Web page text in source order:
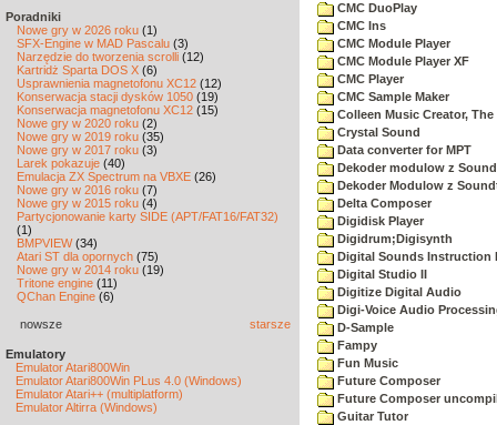
Poradniki
Nowe gry w 2026 roku (1)
SFX-Engine w MAD Pascalu (3)
Narzędzie do tworzenia scrolli (12)
Kartridż Sparta DOS X (6)
Usprawnienia magnetofonu XC12 (12)
Konserwacja stacji dysków 1050 (19)
Konserwacja magnetofonu XC12 (15)
Nowe gry w 2020 roku (2)
Nowe gry w 2019 roku (35)
Nowe gry w 2017 roku (3)
Larek pokazuje (40)
Emulacja ZX Spectrum na VBXE (26)
Nowe gry w 2016 roku (7)
Nowe gry w 2015 roku (4)
Partycjonowanie karty SIDE (APT/FAT16/FAT32)
(1)
BMPVIEW(34)
Atari ST dla opornych (75)
Nowe gry w 2014 roku (19)
Tritone engine (11)
QChan Engine (6)
nowsze starsze
Emulatory
Emulator Atari800Win
Emulator Atari800Win PLus 4.0 (Windows)
Emulator Atari++ (multiplatform)
Emulator Altirra (Windows)
CMC DuoPlay
CMC Ins
CMC Module Player
CMC Module Player XF
CMC Player
CMC Sample Maker
Colleen Music Creator, The
Crystal Sound
Data converter for MPT
Dekoder modulow z
Dekoder Modulow z
Delta Composer
Digidisk Player
Digidrum;Digisynth
Digital Sounds Instruction
Digital Studio II
Digitize Digital Audio
Digi-Voice Audio
D-Sample
Fampy
Fun Music
Future Composer
Future Composer
Guitar Tutor